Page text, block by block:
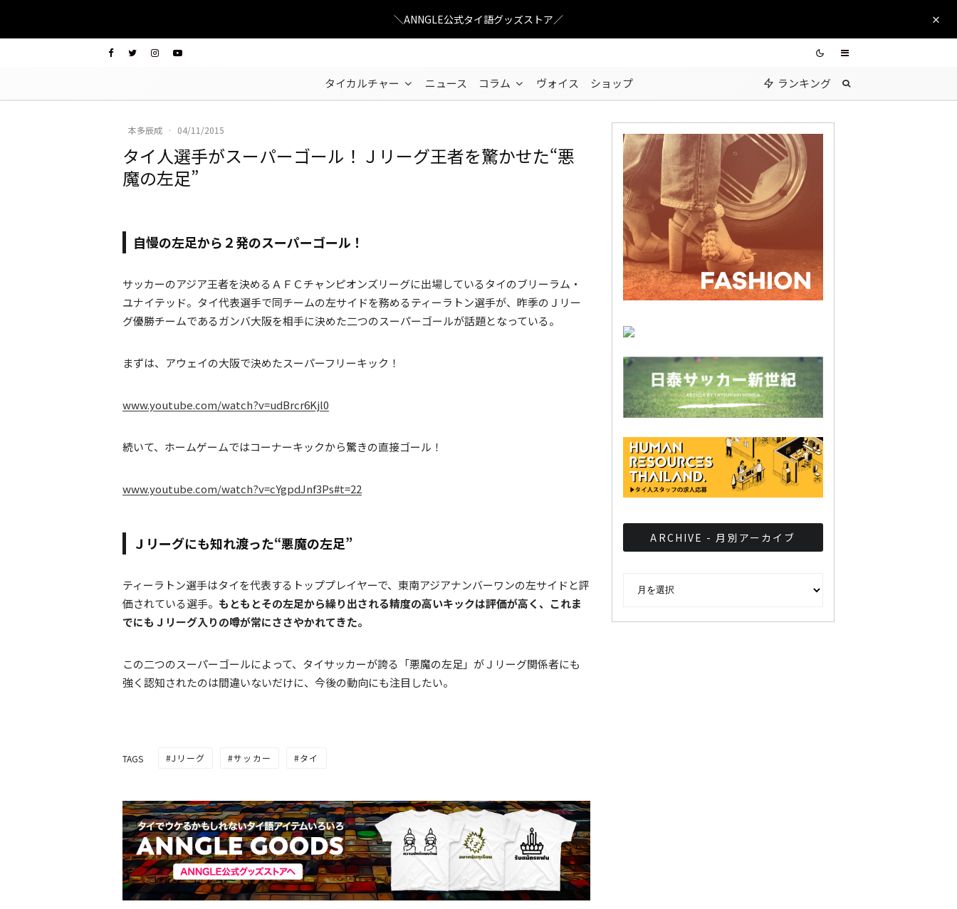
＼ANNGLE公式タイ語グッズストア／
タイカルチャー ニュース コラム ヴォイス ショップ ランキング
本多辰成 · 04/11/2015
タイ人選手がスーパーゴール！Ｊリーグ王者を驚かせた“悪
魔の左足”
自慢の左足から２発のスーパーゴール！
サッカーのアジア王者を決めるＡＦＣチャンピオンズリーグに出場しているタイのブリーラム・
ユナイテッド。タイ代表選手で同チームの左サイドを務めるティーラトン選手が、昨季のＪリー
グ優勝チームであるガンバ大阪を相手に決めた二つのスーパーゴールが話題となっている。
まずは、アウェイの大阪で決めたスーパーフリーキック！
www.youtube.com/watch?v=udBrcr6Kjl0
続いて、ホームゲームではコーナーキックから驚きの直接ゴール！
www.youtube.com/watch?v=cYgpdJnf3Ps#t=22
Ｊリーグにも知れ渡った“悪魔の左足”
ティーラトン選手はタイを代表するトッププレイヤーで、東南アジアナンバーワンの左サイドと評
価されている選手。 もともとその左足から繰り出される精度の高いキックは評価が高く、これま
でにもＪリーグ入りの噂が常にささやかれてきた。
この二つのスーパーゴールによって、タイサッカーが誇る「悪魔の左足」がＪリーグ関係者にも
強く認知されたのは間違いないだけに、今後の動向にも注目したい。
TAGS Jリーグ サッカー タイ
ARCHIVE - 月別アーカイブ